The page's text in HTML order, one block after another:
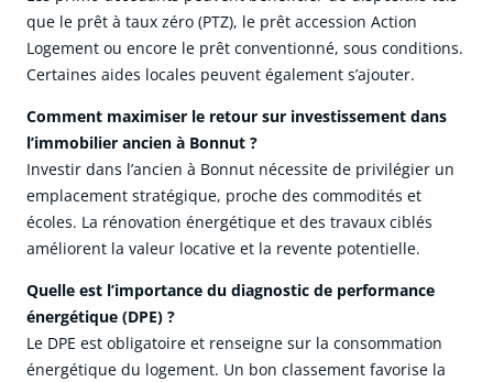
que le prêt à taux zéro (PTZ), le prêt accession Action
Logement ou encore le prêt conventionné, sous conditions.
Certaines aides locales peuvent également s’ajouter.
Comment maximiser le retour sur investissement dans
l’immobilier ancien à Bonnut ?
Investir dans l’ancien à Bonnut nécessite de privilégier un
emplacement stratégique, proche des commodités et
écoles. La rénovation énergétique et des travaux ciblés
améliorent la valeur locative et la revente potentielle.
Quelle est l’importance du diagnostic de performance
énergétique (DPE) ?
Le DPE est obligatoire et renseigne sur la consommation
énergétique du logement. Un bon classement favorise la